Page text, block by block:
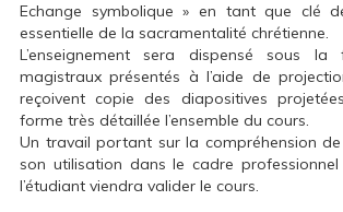
Echange symbolique » en tant que clé
essentielle de la sacramentalité chrétienne.
L’enseignement sera dispensé sous
magistraux présentés à l’aide de
reçoivent copie des diapositives
forme très détaillée l’ensemble du cours.
Un travail portant sur la compréhension
son utilisation dans le cadre
l’étudiant viendra valider le cours.